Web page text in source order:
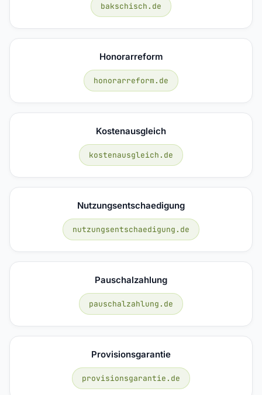
bakschisch.de
Honorarreform
honorarreform.de
Kostenausgleich
kostenausgleich.de
Nutzungsentschaedigung
nutzungsentschaedigung.de
Pauschalzahlung
pauschalzahlung.de
Provisionsgarantie
provisionsgarantie.de